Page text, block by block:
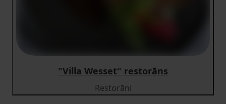
"Villa Wesset" restorāns
Restorāni